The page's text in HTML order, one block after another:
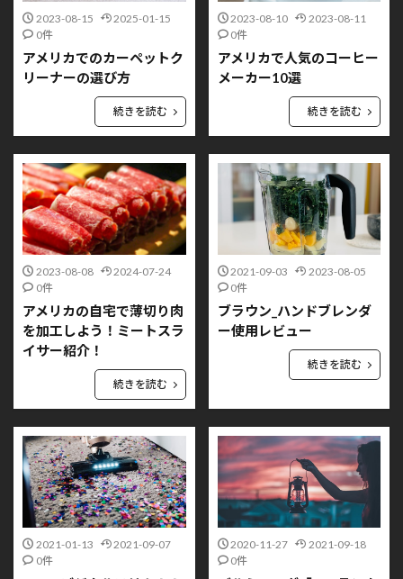
2023-08-15
2025-01-15
0件
アメリカでのカーペットク
リーナーの選び方
続きを読む
2023-08-10
2023-08-11
0件
アメリカで人気のコーヒー
メーカー10選
続きを読む
2023-08-08
2024-07-24
0件
アメリカの自宅で薄切り肉
を加工しよう！ミートスラ
イサー紹介！
続きを読む
2021-09-03
2023-08-05
0件
ブラウン_ハンドブレンダ
ー使用レビュー
続きを読む
2021-01-13
2021-09-07
0件
2020-11-27
2021-09-18
0件